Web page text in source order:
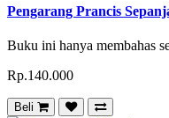
Pengarang Prancis
Buku ini hanya membahas
Rp.140.000
Beli